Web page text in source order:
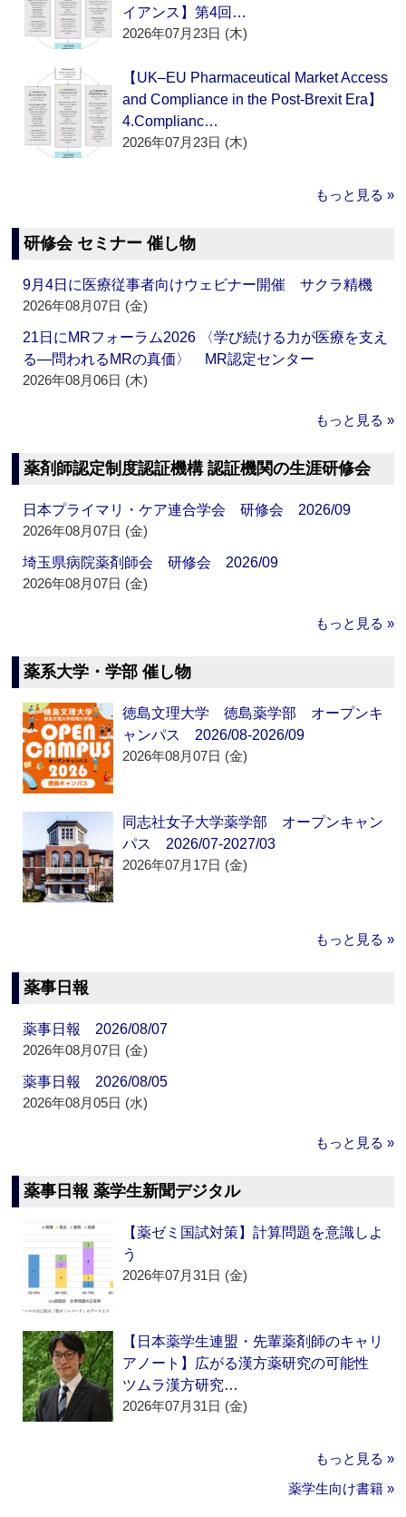
イアンス】第4回…
2026年07月23日 (木)
【UK–EU Pharmaceutical Market Access
and Compliance in the Post-Brexit Era】
4.Complianc…
2026年07月23日 (木)
もっと見る »
研修会 セミナー 催し物
9月4日に医療従事者向けウェビナー開催 サクラ精機
2026年08月07日 (金)
21日にMRフォーラム2026 〈学び続ける力が医療を支え
る―問われるMRの真価〉 MR認定センター
2026年08月06日 (木)
もっと見る »
薬剤師認定制度認証機構 認証機関の生涯研修会
日本プライマリ・ケア連合学会 研修会 2026/09
2026年08月07日 (金)
埼玉県病院薬剤師会 研修会 2026/09
2026年08月07日 (金)
もっと見る »
薬系大学・学部 催し物
徳島文理大学 徳島薬学部 オープンキ
ャンパス 2026/08-2026/09
2026年08月07日 (金)
同志社女子大学薬学部 オープンキャン
パス 2026/07-2027/03
2026年07月17日 (金)
もっと見る »
薬事日報
薬事日報 2026/08/07
2026年08月07日 (金)
薬事日報 2026/08/05
2026年08月05日 (水)
もっと見る »
薬事日報 薬学生新聞デジタル
【薬ゼミ国試対策】計算問題を意識しよ
う
2026年07月31日 (金)
【日本薬学生連盟・先輩薬剤師のキャリ
アノート】広がる漢方薬研究の可能性
ツムラ漢方研究…
2026年07月31日 (金)
もっと見る »
薬学生向け書籍 »